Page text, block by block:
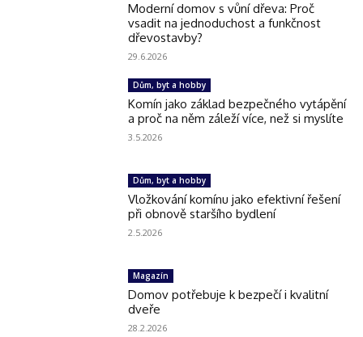
Moderní domov s vůní dřeva: Proč
vsadit na jednoduchost a funkčnost
dřevostavby?
29.6.2026
Dům, byt a hobby
Komín jako základ bezpečného vytápění
a proč na něm záleží více, než si myslíte
3.5.2026
Dům, byt a hobby
Vložkování komínu jako efektivní řešení
při obnově staršího bydlení
2.5.2026
Magazín
Domov potřebuje k bezpečí i kvalitní
dveře
28.2.2026